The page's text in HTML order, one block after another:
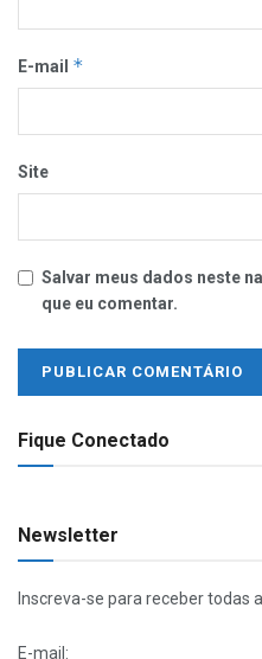
E-mail *
Site
Salvar meus dados neste
que eu comentar.
Fique Conectado
Newsletter
Inscreva-se para receber todas
E-mail: